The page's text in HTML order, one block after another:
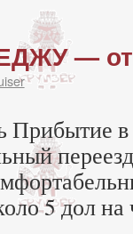
— от
Прибытие
5 дол на